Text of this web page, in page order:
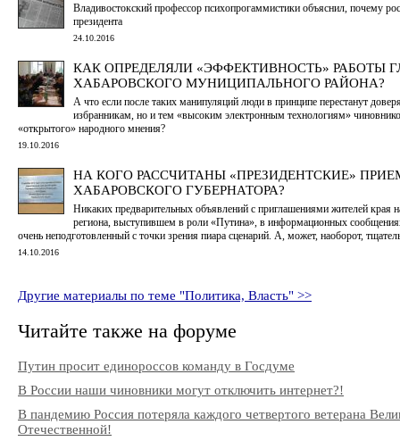
Владивостокский профессор психопрогаммистики объяснил, почему
президента
24.10.2016
КАК ОПРЕДЕЛЯЛИ «ЭФФЕКТИВНОСТЬ» РАБОТЫ
ХАБАРОВСКОГО МУНИЦИПАЛЬНОГО РАЙОНА?
А что если после таких манипуляций люди в принципе перестанут
избранникам, но и тем «высоким электронным технологиям»
«открытого» народного мнения?
19.10.2016
НА КОГО РАССЧИТАНЫ «ПРЕЗИДЕНТСКИЕ»
ХАБАРОВСКОГО ГУБЕРНАТОРА?
Никаких предварительных объявлений с приглашениями жителей края
региона, выступившем в роли «Путина», в информационных
очень неподготовленный с точки зрения пиара сценарий. А, может, наоборот,
14.10.2016
Другие материалы по теме "Политика, Власть" >>
Читайте также на форуме
Путин просит единороссов команду в Госдуме
В России наши чиновники могут отключить интернет?!
В пандемию Россия потеряла каждого четвертого ветерана
Отечественной!